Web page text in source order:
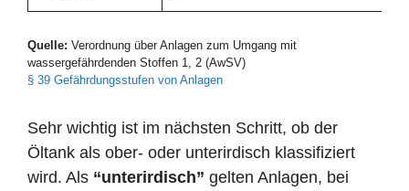
Quelle: Verordnung über Anlagen zum Umgang mit
wassergefährdenden Stoffen 1, 2 (AwSV)
§ 39 Gefährdungsstufen von Anlagen
Sehr wichtig ist im nächsten Schritt, ob der
Öltank als ober- oder unterirdisch klassifiziert
wird. Als “unterirdisch” gelten Anlagen, bei